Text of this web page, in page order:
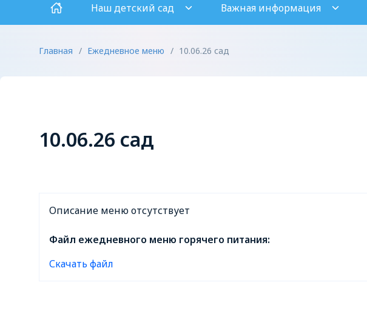
Наш детский сад Важная информация
Главная / Ежедневное меню / 10.06.26 сад
10.06.26 сад
Описание меню отсутствует
Файл ежедневного меню горячего питания:
Скачать файл